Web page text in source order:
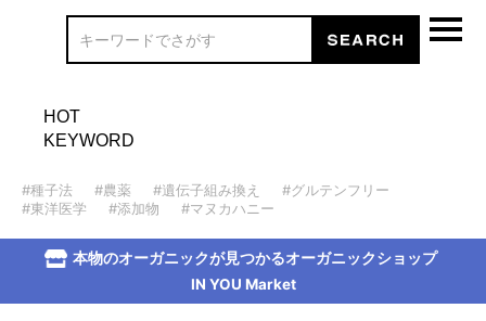
HOT
KEYWORD
#種子法 #農薬 #遺伝子組み換え
#グルテンフリー
#東洋医学
#添加物 #マヌカハニー
本物のオーガニックが見つかるオーガニックショップ
IN YOU Market